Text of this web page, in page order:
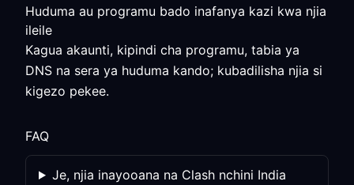
Huduma au programu bado inafanya kazi kwa njia
ileile
Kagua akaunti, kipindi cha programu, tabia ya
DNS na sera ya huduma kando; kubadilisha njia si
kigezo pekee.
FAQ
Je, njia inayooana na Clash nchini India